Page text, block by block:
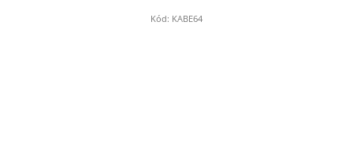
Kód: KABE64